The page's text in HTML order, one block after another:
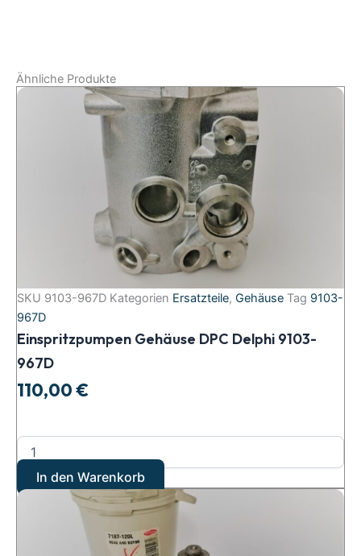
Ähnliche Produkte
SKU 9103-967D Kategorien Ersatzteile, Gehäuse Tag 9103-
967D
Einspritzpumpen Gehäuse DPC Delphi 9103-
967D
110,00€
In den Warenkorb